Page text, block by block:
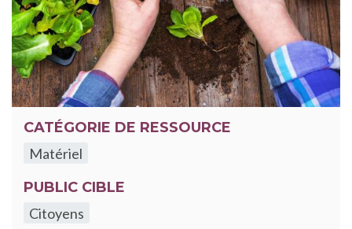
CATÉGORIE DE RESSOURCE
Matériel
PUBLIC CIBLE
Citoyens